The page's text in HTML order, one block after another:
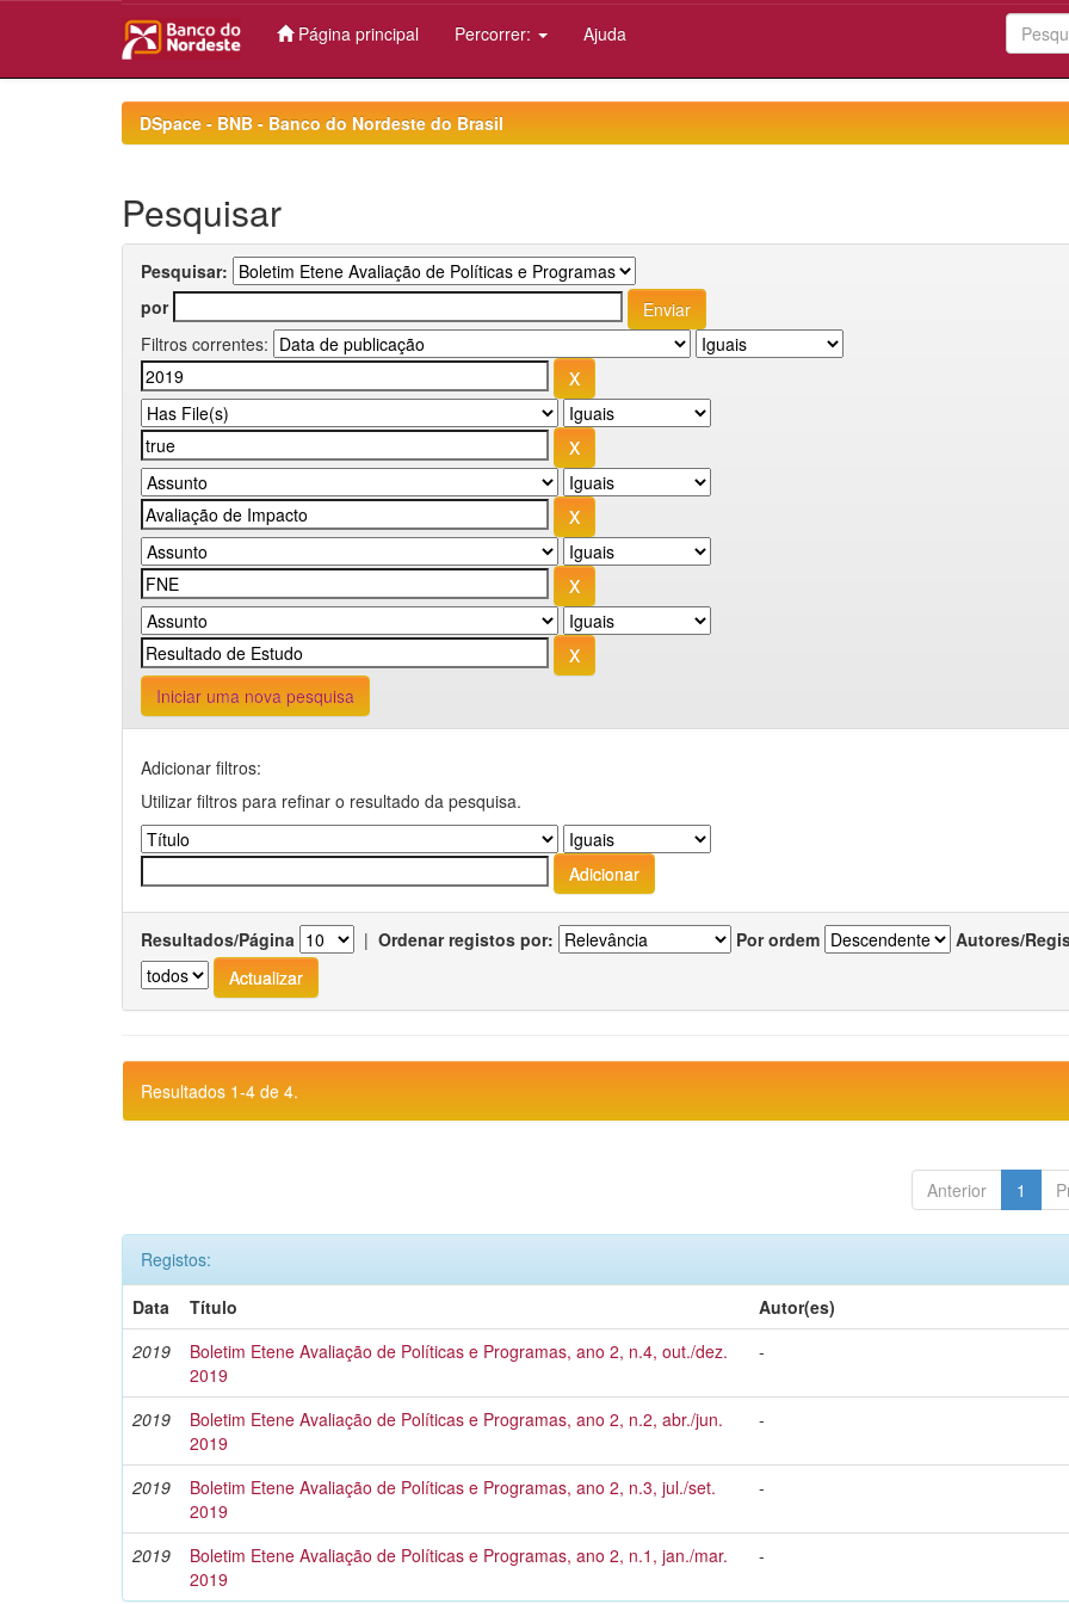
Página principal Percorrer: Ajuda
DSpace - BNB - Banco do Nordeste do Brasil
Pesquisar
Pesquisar:
por
Filtros correntes:
Iniciar uma nova pesquisa
Adicionar filtros:
Utilizar filtros para refinar o resultado da pesquisa.
Resultados/Página | Ordenar registos por: Por ordem Autores/
Resultados 1-4 de 4.
Anterior 1
Registos:
Data
Título
Autor(es)
2019
Boletim Etene Avaliação de Políticas e Programas, ano 2, n.4, out./dez.
2019
-
2019
Boletim Etene Avaliação de Políticas e Programas, ano 2, n.2, abr./jun.
2019
-
2019
Boletim Etene Avaliação de Políticas e Programas, ano 2, n.3, jul./set.
2019
-
2019
Boletim Etene Avaliação de Políticas e Programas, ano 2, n.1, jan./mar.
2019
-